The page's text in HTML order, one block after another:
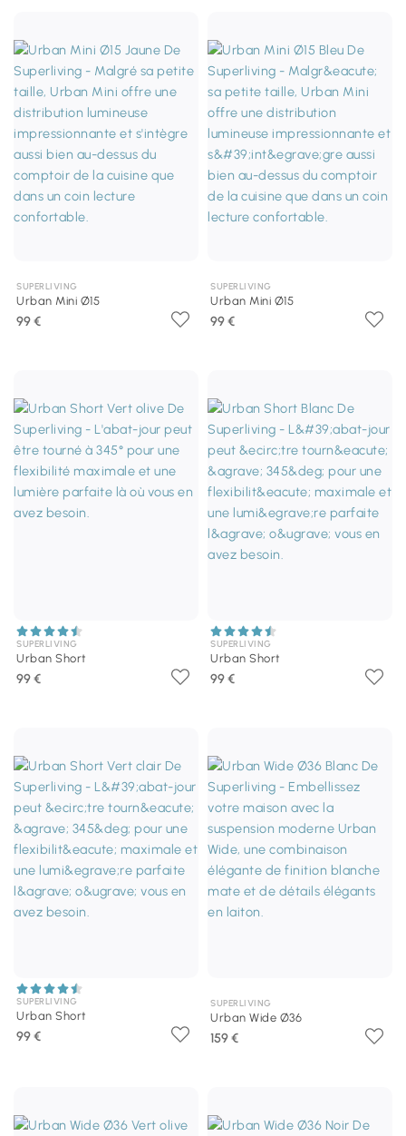
SUPERLIVING
Urban Mini Ø15
99 €
SUPERLIVING
Urban Mini Ø15
99 €
SUPERLIVING
Urban Short
99 €
SUPERLIVING
Urban Short
99 €
SUPERLIVING
Urban Short
99 €
SUPERLIVING
Urban Wide Ø36
159 €